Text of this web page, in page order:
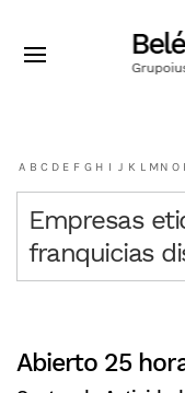
A B C D E F G H I J K L MN O
Empresas
franquicias
Abierto 25